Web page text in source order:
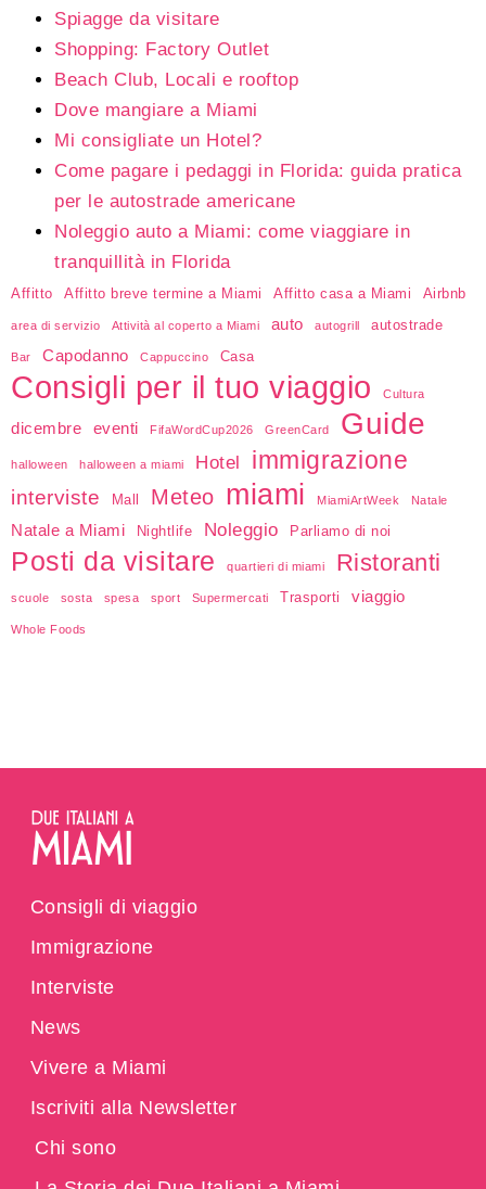
Spiagge da visitare
Shopping: Factory Outlet
Beach Club, Locali e rooftop
Dove mangiare a Miami
Mi consigliate un Hotel?
Come pagare i pedaggi in Florida: guida pratica
per le autostrade americane
Noleggio auto a Miami: come viaggiare in
tranquillità in Florida
Affitto Affitto breve termine a Miami Affitto casa a Miami Airbnb
area di servizio Attività al coperto a Miami auto autogrill autostrade
Bar Capodanno Cappuccino Casa
Consigli per il tuo viaggio Cultura
dicembre eventi FifaWordCup2026 GreenCard Guide
halloween halloween a miami Hotel immigrazione
interviste Mall Meteo miami MiamiArtWeek Natale
Natale a Miami Nightlife Noleggio Parliamo di noi
Posti da visitare quartieri di miami Ristoranti
scuole sosta spesa sport Supermercati Trasporti viaggio
Whole Foods
Consigli di viaggio
Immigrazione
Interviste
News
Vivere a Miami
Iscriviti alla Newsletter
Chi sono